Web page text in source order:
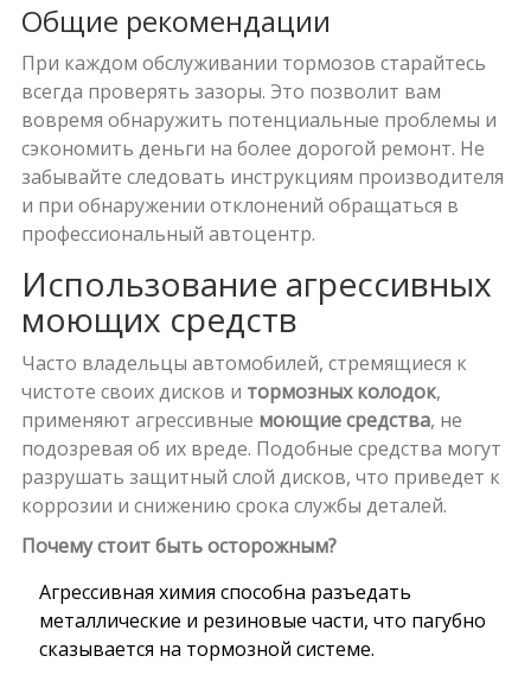
Общие рекомендации
При каждом обслуживании тормозов старайтесь
всегда проверять зазоры. Это позволит вам
вовремя обнаружить потенциальные проблемы и
сэкономить деньги на более дорогой ремонт. Не
забывайте следовать инструкциям производителя
и при обнаружении отклонений обращаться в
профессиональный автоцентр.
Использование агрессивных
моющих средств
Часто владельцы автомобилей, стремящиеся к
чистоте своих дисков и тормозных колодок,
применяют агрессивные моющие средства, не
подозревая об их вреде. Подобные средства могут
разрушать защитный слой дисков, что приведет к
коррозии и снижению срока службы деталей.
Почему стоит быть осторожным?
Агрессивная химия способна разъедать
металлические и резиновые части, что пагубно
сказывается на тормозной системе.